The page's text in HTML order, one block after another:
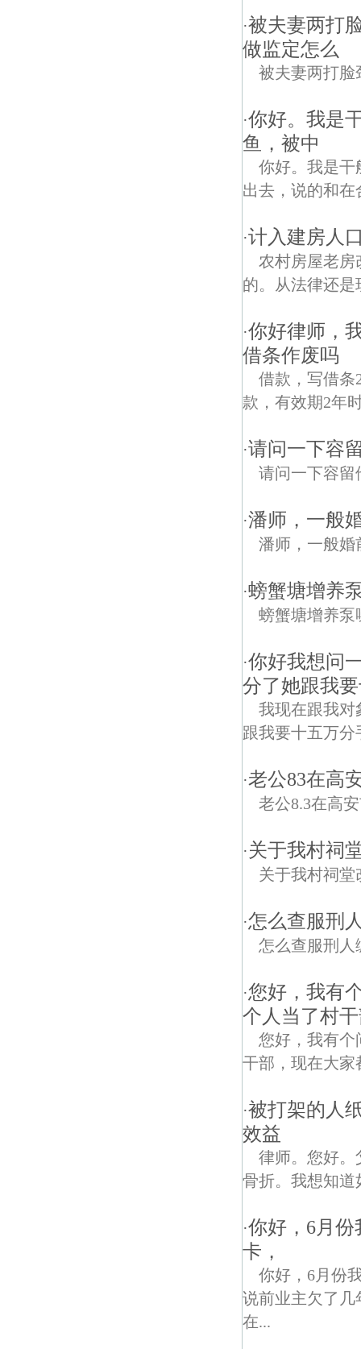
·被夫妻两打
做监定怎么
被夫妻两打脸
·你好。我是
鱼，被中
你好。我是干
出去，说的和
·计入建房人
农村房屋老房
的。从法律还
·你好律师，
借条作废吗
借款，写借条
款，有效期2年
·请问一下容
请问一下容
·潘师，一般
潘师，一般婚
·螃蟹塘增养
螃蟹塘增养泵
·你好我想问
分了她跟我
我现在跟我对
跟我要十五万
·老公83在高
老公8.3在高
·关于我村祠
关于我村祠
·怎么查服刑
怎么查服刑人
·您好，我有
个人当了村
您好，我有个
干部，现在大家
·被打架的人
效益
律师。您好。
骨折。我想知道
·你好，6月
卡，
你好，6月份
说前业主欠了几
在...